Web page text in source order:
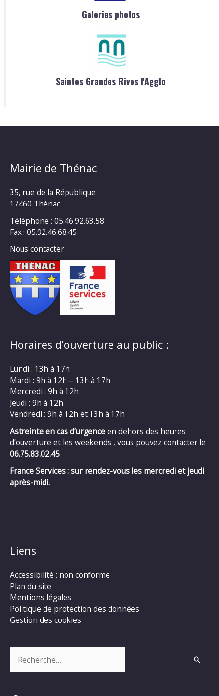
Galeries photos
Saintes Grandes Rives l'Agglo
Mairie de Thénac
35, rue de la République
17460 Thénac
Téléphone : 05.46.92.63.58
Fax : 05.92.46.68.45
Nous contacter
Horaires d’ouverture au public :
Lundi : 13h à 17h
Mardi : 9h à 12h – 13h à 17h
Mercredi : 9h à 12h
Jeudi : 9h à 12h
Vendredi : 9h à 12h et 13h à 17h
Astreinte en cas d’urgenceen dehors des heures
d’ouverture et les weekends , vous pouvez contacter le
06.75.83.02.45
France Services : sur rendez-vous les mercredi et jeudi
après-midi.
Liens
Accessibilité : non conforme
Plan du site
Mentions légales
Politique de protection des données
Gestion des cookies